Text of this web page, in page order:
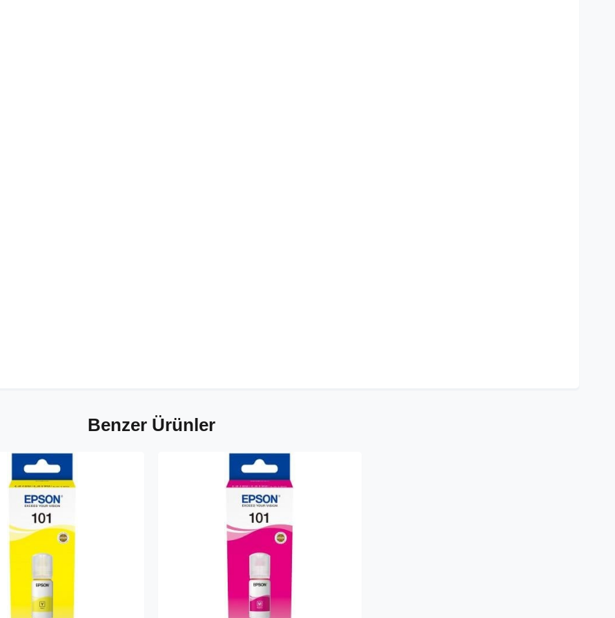
Benzer Ürünler